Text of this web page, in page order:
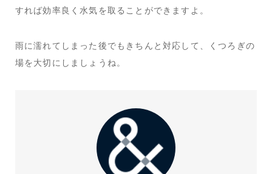
すれば効率良く水気を取ることができますよ。
雨に濡れてしまった後でもきちんと対応して、くつろぎの
場を大切にしましょうね。